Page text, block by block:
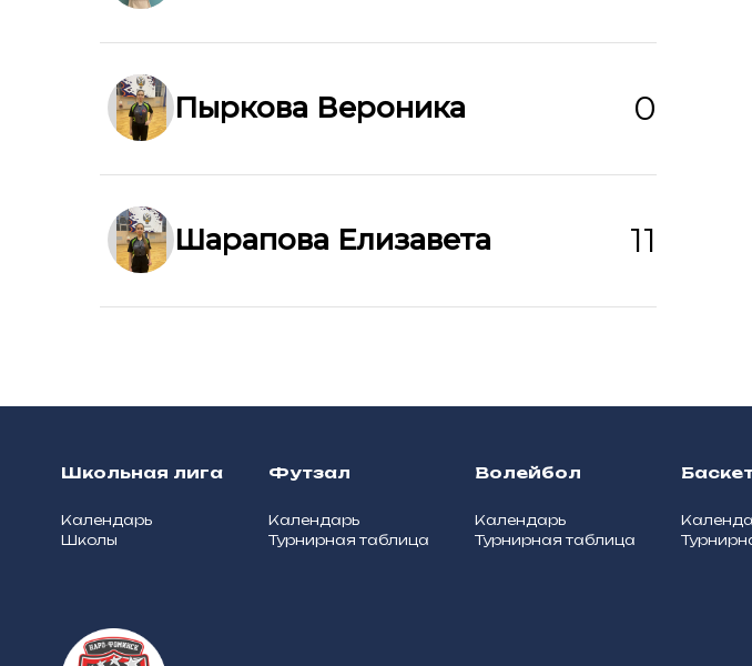
Пыркова Вероника 0
Шарапова Елизавета 11
Школьная лига
Календарь
Школы
Футзал
Календарь
Турнирная таблица
Волейбол
Календарь
Турнирная таблица